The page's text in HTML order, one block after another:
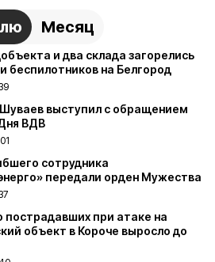
Месяц
и два склада загорелись
беспилотников на Белгород
выступил с обращением
ВДВ
сотрудника
передали орден Мужества
пострадавших при атаке на
объект в Короче выросло до